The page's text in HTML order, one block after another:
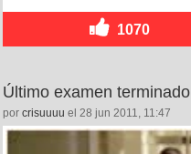
1070
Último examen terminado
por crisuuuu el 28 jun 2011, 11:47